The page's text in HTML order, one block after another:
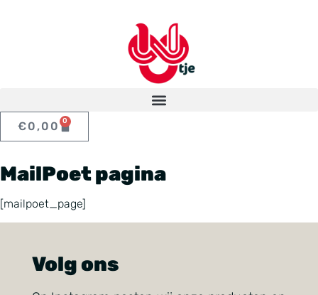
€0,00 0
MailPoet pagina
[mailpoet_page]
Volg ons